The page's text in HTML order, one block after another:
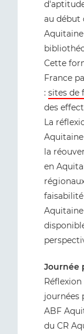
au début
Cette
France
: sites de
des
La
la
en
Journée
journées
ABF
du CR